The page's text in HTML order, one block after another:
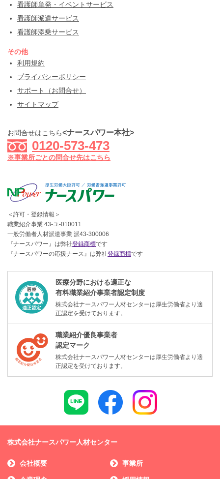
看護師単発・イベントサービス
看護師派遣サービス
看護師添乗サービス
その他
利用規約
プライバシーポリシー
サポート（お問合せ）
サイトマップ
お問合せはこちら<ナースパワー本社>
0120-573-473
※事業所ごとの問合せ先はこちら
＜許可・登録情報＞
職業紹介事業 43-ユ-010011
一般労働者人材派遣事業 派43-300006
『ナースパワー』は弊社登録商標です
『ナースパワーの応援ナース』は弊社登録商標です
医療分野における適正な
有料職業紹介事業者認定制度
株式会社ナースパワー人材センターは厚生労働省より適
正認定を受けております。
職業紹介優良事業者
認定マーク
株式会社ナースパワー人材センターは厚生労働省より適
正認定を受けております。
株式会社ナースパワー人材センター
会社概要 事業所